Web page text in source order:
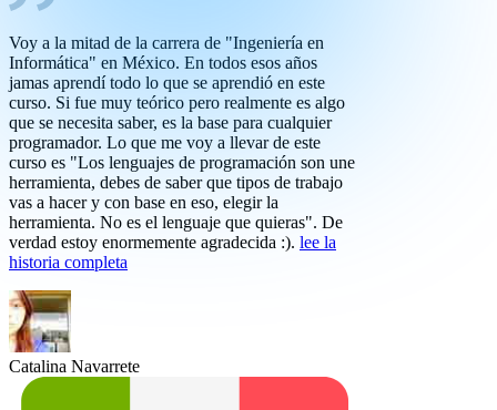
Voy a la mitad de la carrera de "Ingeniería en
Informática" en México. En todos esos años
jamas aprendí todo lo que se aprendió en este
curso. Si fue muy teórico pero realmente es algo
que se necesita saber, es la base para cualquier
programador. Lo que me voy a llevar de este
curso es "Los lenguajes de programación son une
herramienta, debes de saber que tipos de trabajo
vas a hacer y con base en eso, elegir la
herramienta. No es el lenguaje que quieras". De
verdad estoy enormemente agradecida :). lee la
historia completa
Catalina Navarrete